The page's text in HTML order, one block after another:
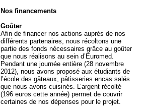
Nos financements
Goûter
Afin de financer nos actions auprès de nos
différents partenaires, nous récoltons une
partie des fonds nécessaires grâce au goûter
que nous réalisons au sein d’Euromed.
Pendant une journée entière (28 novembre
2012), nous avons proposé aux étudiants de
l’école des gâteaux, pâtisseries encas salés
que nous avons cuisinés. L’argent récolté
(196 euros cette année) permet de couvrir
certaines de nos dépenses pour le projet.